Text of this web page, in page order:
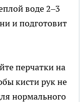
воде 2–3
и подготовит
перчатки на
кисти рук не
нормального